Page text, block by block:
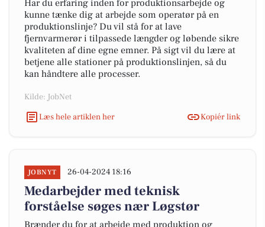
Har du erfaring inden for produktionsarbejde og
kunne tænke dig at arbejde som operatør på en
produktionslinje? Du vil stå for at lave
fjernvarmerør i tilpassede længder og løbende sikre
kvaliteten af dine egne emner. På sigt vil du lære at
betjene alle stationer på produktionslinjen, så du
kan håndtere alle processer.
Kilde: JobNet
Læs hele artiklen her
Kopiér link
JOBNYT 26-04-2024 18:16
Medarbejder med teknisk
forståelse søges nær Løgstør
Brænder du for at arbejde med produktion og